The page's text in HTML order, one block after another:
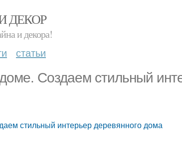
ДЕКОР
и декора!
статьи
Создаем стильный
стильный интерьер деревянного дома